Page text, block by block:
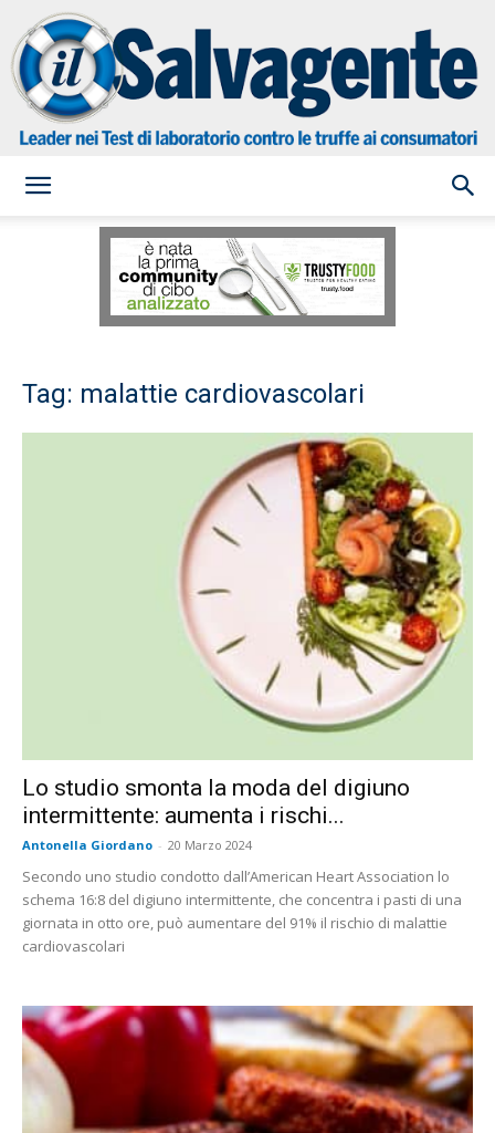
Salvagente
Tag: malattie cardiovascolari
Lo studio smonta la moda del digiuno
intermittente: aumenta i rischi...
Antonella Giordano - 20 Marzo 2024
Secondo uno studio condotto dall’American Heart Association lo
schema 16:8 del digiuno intermittente, che concentra i pasti di una
giornata in otto ore, può aumentare del 91% il rischio di malattie
cardiovascolari